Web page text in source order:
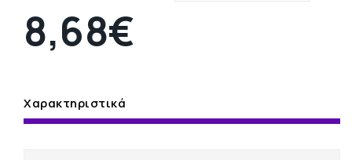
8,68€
Χαρακτηριστικά